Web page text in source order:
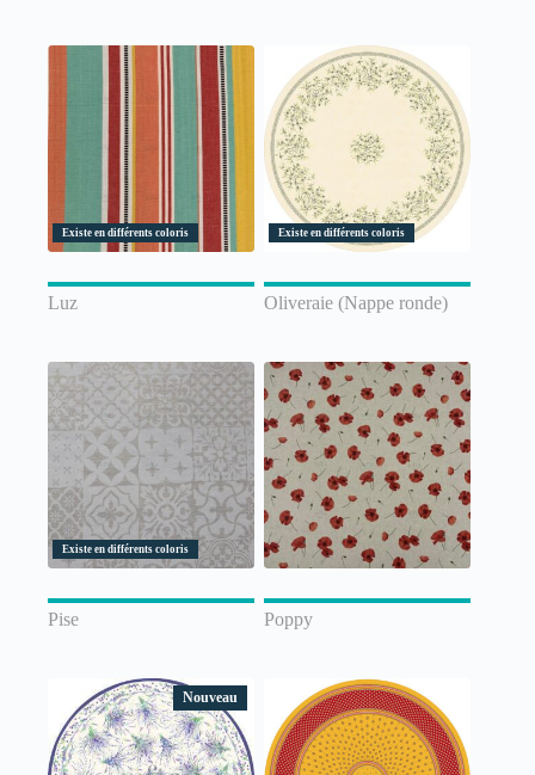
Existe en différents coloris
Luz
Existe en différents coloris
Oliveraie (Nappe ronde)
Existe en différents coloris
Pise Poppy
Nouveau